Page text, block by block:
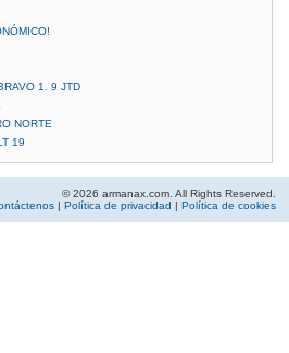
1. 9 JTD
NORTE
19
© 2026 armanax.com. All Rights Reserved.
| Política de privacidad | Política de cookies